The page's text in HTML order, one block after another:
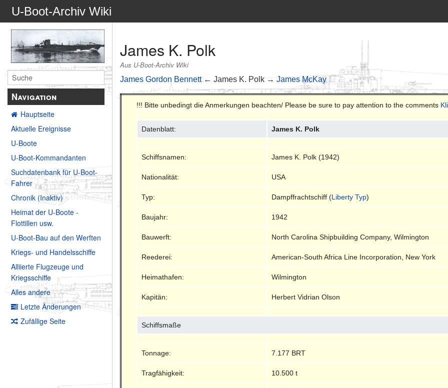
U-Boot-Archiv Wiki
Navigation
Hauptseite
Aktuelle Ereignisse
U-Boote
U-Boot-Kommandanten
Suchdatenbank für U-Boot-
Fahrer
Chronik (Inaktiv)
Heimat der U-Boote -
Flottillen usw.
U-Boot-Bau auf den Werften
Kriegs- und Handelsschiffe
Alliierte Flugzeuge und
Kriegsschiffe
Alles andere
Letzte Änderungen
Zufällige Seite
James K. Polk
Aus U-Boot-Archiv Wiki
James Gordon Bennett← James K. Polk →James McKay
!!! Bitte unbedingt die Anmerkungen beachten/ Please be sure to pay attention to the comments
Datenblatt: James K. Polk
Schiffsnamen: James K. Polk (1942)
Nationalität: USA
Typ: Dampffrachtschiff (Liberty Typ)
Baujahr: 1942
Bauwerft: North Carolina Shipbuilding Company, Wilmington
Reederei: American-South Africa Line Incorporation, New York
Heimathafen: Wilmington
Kapitän: Herbert Vidrian Olson
Schiffsmaße
Tonnage: 7.177 BRT
Tragfähigkeit: 10.500 t